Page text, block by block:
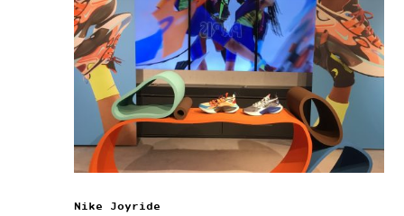
Nike Joyride